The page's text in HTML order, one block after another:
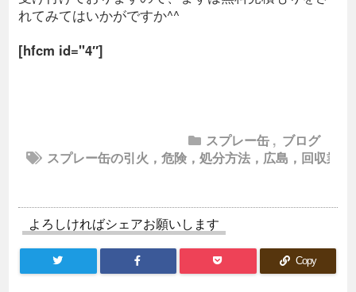
れてみてはいかがですか^^
[hfcm id="4″]
スプレー缶 , ブログ
スプレー缶の引火，危険，処分方法，広島，回収業者
よろしければシェアお願いします
Copy